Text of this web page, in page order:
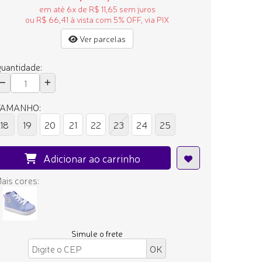
em até 6x de R$ 11,65 sem juros
ou R$ 66,41 à vista com 5% OFF, via PIX
Ver parcelas
18
19 20 21 22 23 24 25
Adicionar ao carrinho
cores:
Simule o frete